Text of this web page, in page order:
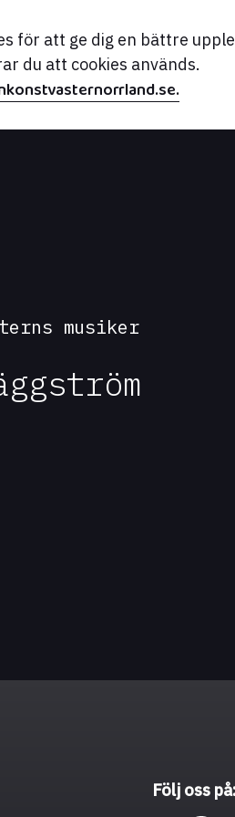
för att ge dig en bättre
du att cookies används.
musiker
Följ oss på: